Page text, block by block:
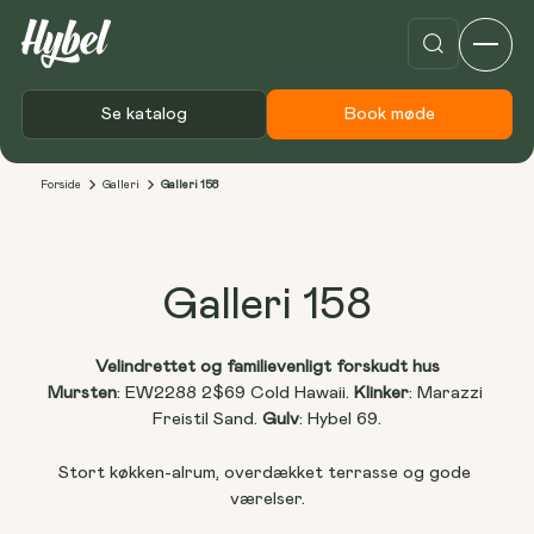
Se katalog Book møde
Forside Galleri Galleri 158
Galleri 158
Velindrettet og familievenligt forskudt hus
Mursten: EW2288 2$69 Cold Hawaii. Klinker: Marazzi
Freistil Sand. Gulv: Hybel 69.
Stort køkken-alrum, overdækket terrasse og gode
værelser.